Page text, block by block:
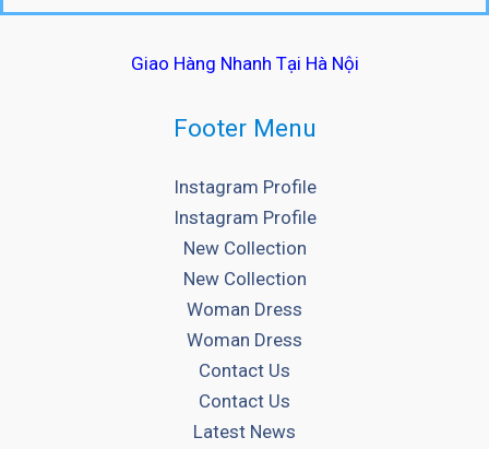
Giao Hàng Nhanh Tại Hà Nội
Footer Menu
Instagram Profile
Instagram Profile
New Collection
New Collection
Woman Dress
Woman Dress
Contact Us
Contact Us
Latest News